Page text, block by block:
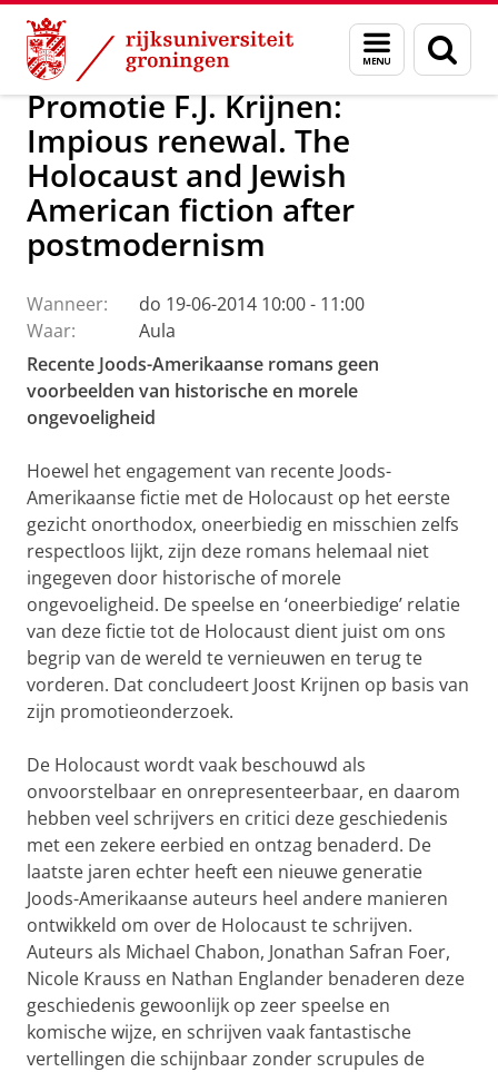
Skip
Content
Skip
Navigation
Menu
en
zoeken
Over ons Actueel Nieuws
Promotie F.J. Krijnen:
Impious renewal. The
Holocaust and Jewish
American fiction after
postmodernism
Wanneer:
do 19-06-2014 10:00 - 11:00
Waar:
Aula
Recente Joods-Amerikaanse romans geen
voorbeelden van historische en morele
ongevoeligheid
Hoewel het engagement van recente Joods-
Amerikaanse fictie met de Holocaust op het eerste
gezicht onorthodox, oneerbiedig en misschien zelfs
respectloos lijkt, zijn deze romans helemaal niet
ingegeven door historische of morele
ongevoeligheid. De speelse en ‘oneerbiedige’ relatie
van deze fictie tot de Holocaust dient juist om ons
begrip van de wereld te vernieuwen en terug te
vorderen. Dat concludeert Joost Krijnen op basis van
zijn promotieonderzoek.
De Holocaust wordt vaak beschouwd als
onvoorstelbaar en onrepresenteerbaar, en daarom
hebben veel schrijvers en critici deze geschiedenis
met een zekere eerbied en ontzag benaderd. De
laatste jaren echter heeft een nieuwe generatie
Joods-Amerikaanse auteurs heel andere manieren
ontwikkeld om over de Holocaust te schrijven.
Auteurs als Michael Chabon, Jonathan Safran Foer,
Nicole Krauss en Nathan Englander benaderen deze
geschiedenis gewoonlijk op zeer speelse en
komische wijze, en schrijven vaak fantastische
vertellingen die schijnbaar zonder scrupules de